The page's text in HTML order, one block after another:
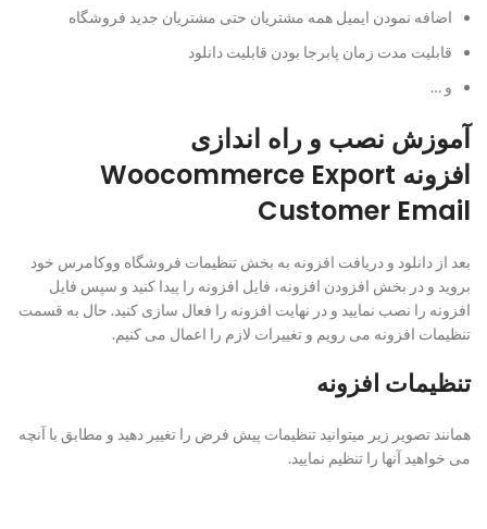
اضافه نمودن ایمیل همه مشتریان حتی مشتریان جدید فروشگاه
قابلیت مدت زمان پابرجا بودن قابلیت دانلود
و …
آموزش نصب و راه اندازی
افزونه Woocommerce Export
Customer Email
بعد از دانلود و دریافت افزونه به بخش تنظیمات فروشگاه ووکامرس خود
بروید و در بخش افزودن افزونه، فایل افزونه را پیدا کنید و سپس فایل
افزونه را نصب نمایید و در نهایت افزونه را فعال سازی کنید. حال به قسمت
تنظیمات افزونه می رویم و تغییرات لازم را اعمال می کنیم.
تنظیمات افزونه
همانند تصویر زیر میتوانید تنظیمات پیش فرض را تغییر دهید و مطابق با آنچه
می خواهید آنها را تنظیم نمایید.